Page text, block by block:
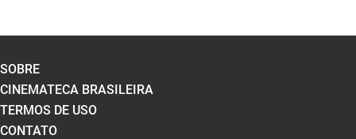
SOBRE
CINEMATECA BRASILEIRA
TERMOS DE USO
CONTATO